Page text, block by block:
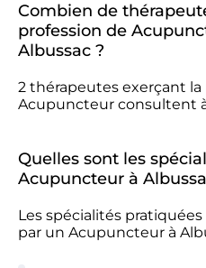
Combien de
profession de
Albussac ?
2 thérapeutes exerçant la
Acupuncteur consultent
Quelles sont les
Acupuncteur à
Les spécialités
par un Acupuncteur à